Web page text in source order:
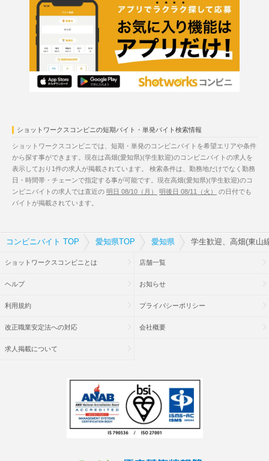
ショットワークスコンビニの短期バイト・単発バイト検索情報
ショットワークスコンビニでは、短期・単発のコンビニバイトを希望エリアや条件
から探す事ができます。現在は高畑(愛知県)(学生歓迎)のコンビニバイトの求人を
表示しており1件の求人が掲載されています。 検索条件は、勤務地だけでなく勤務
日・時間帯・チェーンで指定する事が可能です。現在高畑(愛知県)(学生歓迎)のコ
ンビニバイトの求人では直近の 明日 08/10（月） 明後日 08/11（火）
の日付でも
バイトが掲載されています。
コンビニバイト TOP 愛知県TOP 愛知県 学生歓迎、高畑(東山
ショットワークスコンビニとは 店舗一覧
ヘルプ お知らせ
利用規約 プライバシーポリシー
改正職業安定法への対応 会社概要
求人掲載について